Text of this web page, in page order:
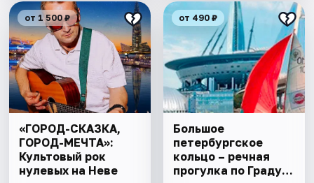
от 1 500 ₽
«ГОРОД-СКАЗКА,
ГОРОД-МЕЧТА»:
Культовый рок
нулевых на Неве
от 490 ₽
Большое
петербургское
кольцо – речная
прогулка пo Граду